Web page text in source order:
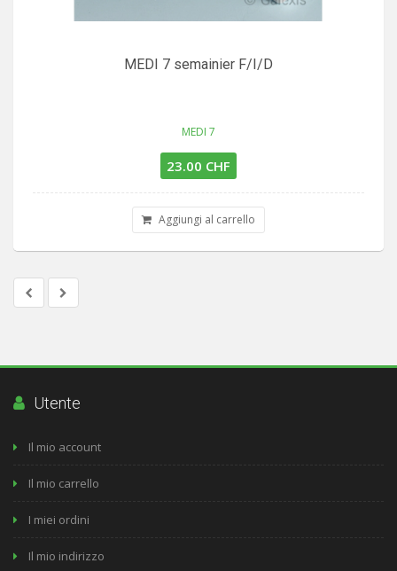
MEDI 7 semainier F/I/D
MEDI 7
23.00 CHF
Aggiungi al carrello
Utente
Il mio account
Il mio carrello
I miei ordini
Il mio indirizzo